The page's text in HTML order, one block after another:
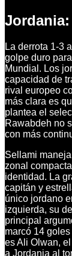
La derrota 1-3
golpe duro
Mundial. Los
capacidad de
rival europeo
más clara es
plantea el
Rawabdeh no
con más
Sellami
zonal
identidad. La
capitán y
único jordano
izquierda, su
principal
marcó 14
es Ali Olwan,
a Jordania al